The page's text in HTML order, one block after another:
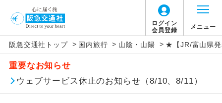
ログイン
会員登録
メニュー
阪急交通社トップ > 国内旅行 > 山陰・山陽 > ★【JR/富山県発
重要なお知らせ
ウェブサービス休止のお知らせ（8/10、8/11）
アイコン 説明
添乗員同行
往路出発空港（駅）から復路到着空港
（駅）まで同行します。